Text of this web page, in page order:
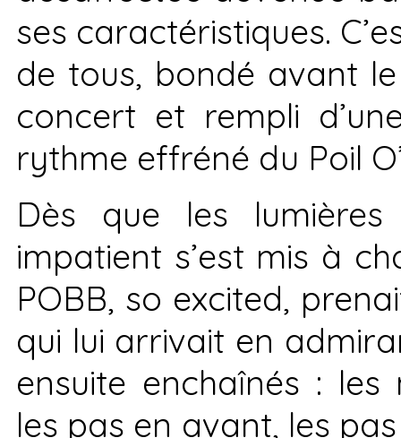
ses caractéristiques.
de tous, bondé avant
concert et rempli
rythme effréné du Poil
Dès que les
impatient s’est mis à
POBB, so excited,
qui lui arrivait en
ensuite enchaînés : les
les pas en avant, les